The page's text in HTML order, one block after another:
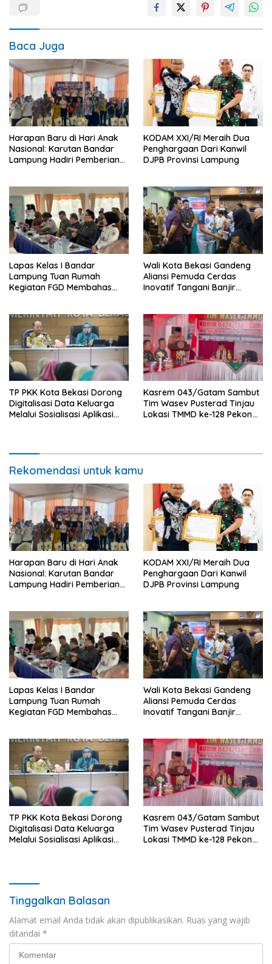
Baca Juga
Harapan Baru di Hari Anak
Nasional: Karutan Bandar
Lampung Hadiri Pemberian
Makna dan Kepedulian
KODAM XXI/RI Meraih Dua
Penghargaan Dari Kanwil
DJPB Provinsi Lampung
Lapas Kelas I Bandar
Lampung Tuan Rumah
Kegiatan FGD Membahas
Wali Kota Bekasi Gandeng
Aliansi Pemuda Cerdas
Inovatif Tangani Banjir
TP PKK Kota Bekasi Dorong
Digitalisasi Data Keluarga
Melalui Sosialisasi Aplikasi
Kasrem 043/Gatam Sambut
Tim Wasev Pusterad Tinjau
Lokasi TMMD ke-128 Pekon
Rekomendasi untuk kamu
Harapan Baru di Hari Anak
Nasional: Karutan Bandar
Lampung Hadiri Pemberian
Makna dan Kepedulian
KODAM XXI/RI Meraih Dua
Penghargaan Dari Kanwil
DJPB Provinsi Lampung
Lapas Kelas I Bandar
Lampung Tuan Rumah
Kegiatan FGD Membahas
Wali Kota Bekasi Gandeng
Aliansi Pemuda Cerdas
Inovatif Tangani Banjir
TP PKK Kota Bekasi Dorong
Digitalisasi Data Keluarga
Melalui Sosialisasi Aplikasi
Kasrem 043/Gatam Sambut
Tim Wasev Pusterad Tinjau
Lokasi TMMD ke-128 Pekon
Tinggalkan Balasan
Alamat email Anda tidak akan dipublikasikan. Ruas yang wajib
ditandai *